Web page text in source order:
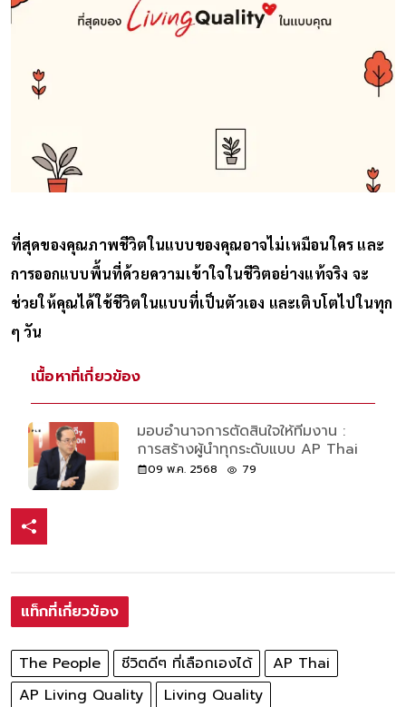
ที่สุดของคุณภาพชีวิตในแบบของคุณอาจไม่เหมือนใคร และ
การออกแบบพื้นที่ด้วยความเข้าใจในชีวิตอย่างแท้จริง จะ
ช่วยให้คุณได้ใช้ชีวิตในแบบที่เป็นตัวเอง และเติบโตไปในทุก
ๆ วัน
เนื้อหาที่เกี่ยวข้อง
มอบอำนาจการตัดสินใจให้ทีมงาน :
การสร้างผู้นำทุกระดับแบบ AP Thai
09 พ.ค. 2568 79
แท็กที่เกี่ยวข้อง
The People ชีวิตดีๆ ที่เลือกเองได้
AP Thai
AP Living Quality
Living Quality